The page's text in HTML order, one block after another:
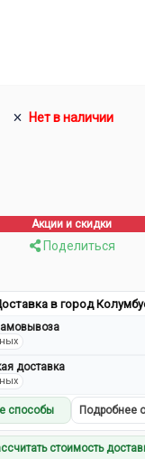
Нет в наличии
Акции и скидки
Поделиться
в город
доставка
способы Подробнее
стоимость